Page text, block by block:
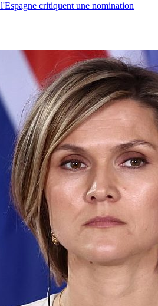
critiquent une nomination